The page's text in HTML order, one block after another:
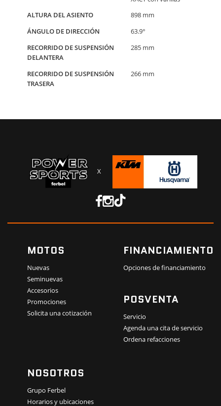
ALTURA DEL ASIENTO
898 mm
ÁNGULO DE DIRECCIÓN
63.9°
RECORRIDO DE SUSPENSIÓN
DELANTERA
285 mm
RECORRIDO DE SUSPENSIÓN
TRASERA
266 mm
X
MOTOS
Nuevas
Seminuevas
Accesorios
Promociones
Solicita una cotización
FINANCIAMIENTO
Opciones de financiamiento
POSVENTA
Servicio
Agenda una cita de servicio
Ordena refacciones
NOSOTROS
Grupo Ferbel
Horarios y ubicaciones